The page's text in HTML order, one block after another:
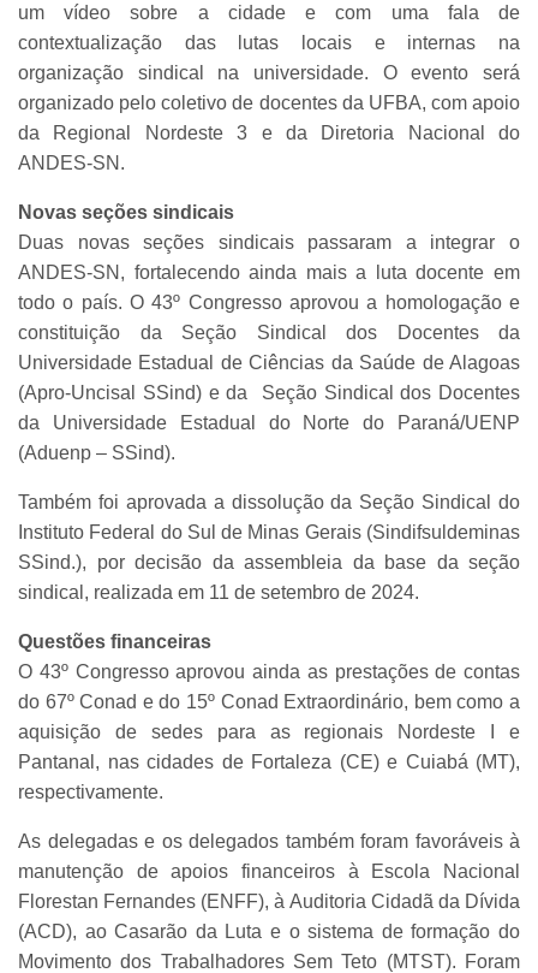
um vídeo sobre a cidade e com uma fala de
contextualização das lutas locais e internas na
organização sindical na universidade. O evento será
organizado pelo coletivo de docentes da UFBA, com apoio
da Regional Nordeste 3 e da Diretoria Nacional do
ANDES-SN.
Novas seções sindicais
Duas novas seções sindicais passaram a integrar o
ANDES-SN, fortalecendo ainda mais a luta docente em
todo o país. O 43º Congresso aprovou a homologação e
constituição da Seção Sindical dos Docentes da
Universidade Estadual de Ciências da Saúde de Alagoas
(Apro-Uncisal SSind) e da Seção Sindical dos Docentes
da Universidade Estadual do Norte do Paraná/UENP
(Aduenp – SSind).
Também foi aprovada a dissolução da Seção Sindical do
Instituto Federal do Sul de Minas Gerais (Sindifsuldeminas
SSind.), por decisão da assembleia da base da seção
sindical, realizada em 11 de setembro de 2024.
Questões financeiras
O 43º Congresso aprovou ainda as prestações de contas
do 67º Conad e do 15º Conad Extraordinário, bem como a
aquisição de sedes para as regionais Nordeste I e
Pantanal, nas cidades de Fortaleza (CE) e Cuiabá (MT),
respectivamente.
As delegadas e os delegados também foram favoráveis à
manutenção de apoios financeiros à Escola Nacional
Florestan Fernandes (ENFF), à Auditoria Cidadã da Dívida
(ACD), ao Casarão da Luta e o sistema de formação do
Movimento dos Trabalhadores Sem Teto (MTST). Foram